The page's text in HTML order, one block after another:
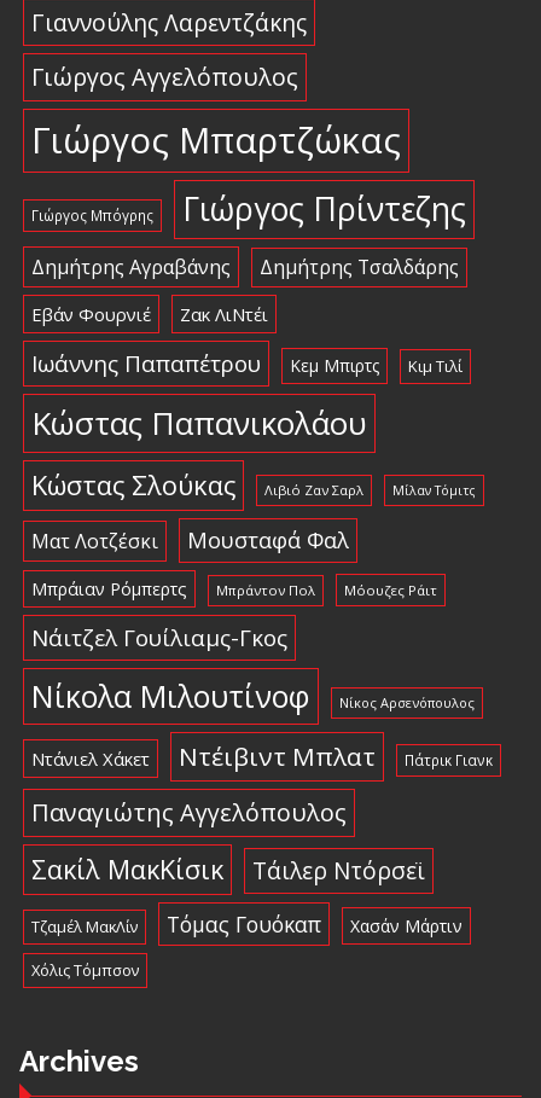
Γιαννούλης Λαρεντζάκης
Γιώργος Αγγελόπουλος
Γιώργος Μπαρτζώκας
Γιώργος Μπόγρης Γιώργος Πρίντεζης
Δημήτρης Αγραβάνης Δημήτρης Τσαλδάρης
Εβάν Φουρνιέ Ζακ ΛιΝτέι
Ιωάννης Παπαπέτρου Κεμ Μπιρτς Κιμ Τιλί
Κώστας Παπανικολάου
Κώστας Σλούκας Λιβιό Ζαν Σαρλ Μίλαν Τόμιτς
Ματ Λοτζέσκι Μουσταφά Φαλ
Μπράιαν Ρόμπερτς Μπράντον Πολ Μόουζες Ράιτ
Νάιτζελ Γουίλιαμς-Γκος
Νίκολα Μιλουτίνοφ Νίκος Αρσενόπουλος
Ντάνιελ Χάκετ Ντέιβιντ Μπλατ Πάτρικ Γιανκ
Παναγιώτης Αγγελόπουλος
Σακίλ ΜακΚίσικ Τάιλερ Ντόρσεϊ
Τζαμέλ ΜακΛίν Τόμας Γουόκαπ Χασάν Μάρτιν
Χόλις Τόμπσον
Archives